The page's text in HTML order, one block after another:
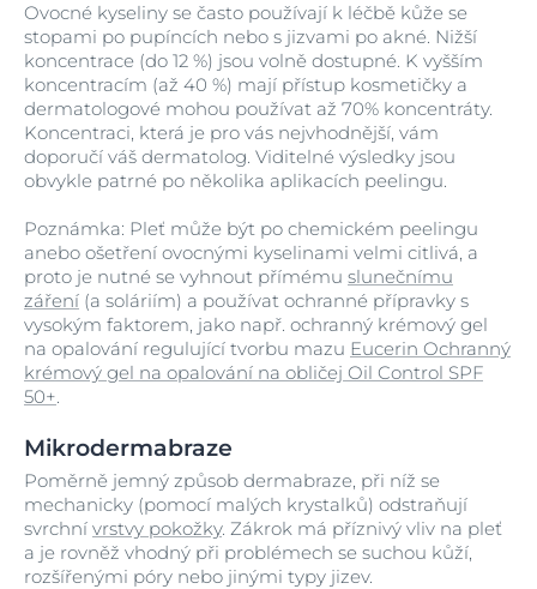
Ovocné kyseliny se často používají k léčbě kůže se
stopami po pupíncích nebo s jizvami po akné. Nižší
koncentrace (do 12 %) jsou volně dostupné. K vyšším
koncentracím (až 40 %) mají přístup kosmetičky a
dermatologové mohou používat až 70% koncentráty.
Koncentraci, která je pro vás nejvhodnější, vám
doporučí váš dermatolog. Viditelné výsledky jsou
obvykle patrné po několika aplikacích peelingu.
Poznámka: Pleť může být po chemickém peelingu
anebo ošetření ovocnými kyselinami velmi citlivá, a
proto je nutné se vyhnout přímému slunečnímu
záření (a soláriím) a používat ochranné přípravky s
vysokým faktorem, jako např. ochranný krémový gel
na opalování regulující tvorbu mazu Eucerin Ochranný
krémový gel na opalování na obličej Oil Control SPF
50+.
Mikrodermabraze
Poměrně jemný způsob dermabraze, při níž se
mechanicky (pomocí malých krystalků) odstraňují
svrchní vrstvy pokožky. Zákrok má příznivý vliv na pleť
a je rovněž vhodný při problémech se suchou kůží,
rozšířenými póry nebo jinými typy jizev.